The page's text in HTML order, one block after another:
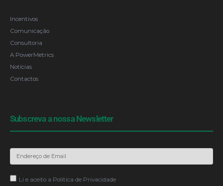
Incentivos
Comunicação
Consultoria
A PowerMetrics
Notícias
Contactos
Subscreva a nossa Newsletter
Li e aceito a Política de Privacidade